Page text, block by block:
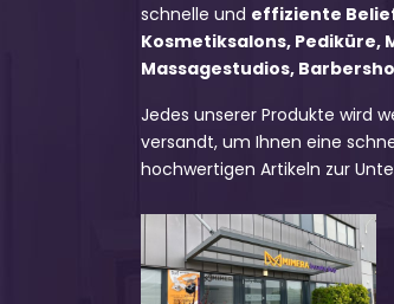
schnelle und effiziente
Kosmetiksalons, Pediküre,
Massagestudios,
Jedes unserer Produkte wird
versandt, um Ihnen eine
hochwertigen Artikeln zur